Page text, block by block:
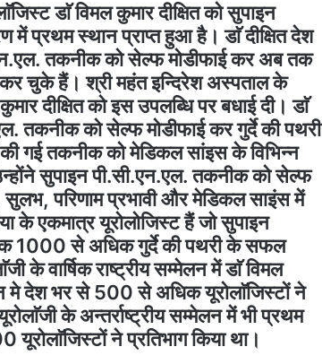
डाॅ विमल कुमार दीक्षित को सुपाइन
प्रथम स्थान प्राप्त हुआ है। डाॅ दीक्षित देश
तकनीक को सेल्फ मोडीफाई कर अब तक
हैं। श्री महंत इन्दिरेश अस्पताल के
दीक्षित को इस उपलब्धि पर बधाई दी। डाॅ
तकनीक को सेल्फ मोडीफाई कर गुर्दे की पथरी
गई तकनीक को मेडिकल सांइस के विभिन्न
सुपाइन पी.सी.एन.एल. तकनीक को सेल्फ
परिणाम प्रभावी और मेडिकल साइंस में
के एकमात्र यूरोलोजिस्ट हैं जो सुपाइन
1000 से अधिक गुर्दे की पथरी के सफल
वार्षिक राष्ट्रीय सम्मेलन में डाॅ विमल
मे देश भर से 500 से अधिक यूरोलाॅजिस्टों ने
के अन्तर्राष्ट्रीय सम्मेलन में भी प्रथम
ने प्रतिभाग किया था।